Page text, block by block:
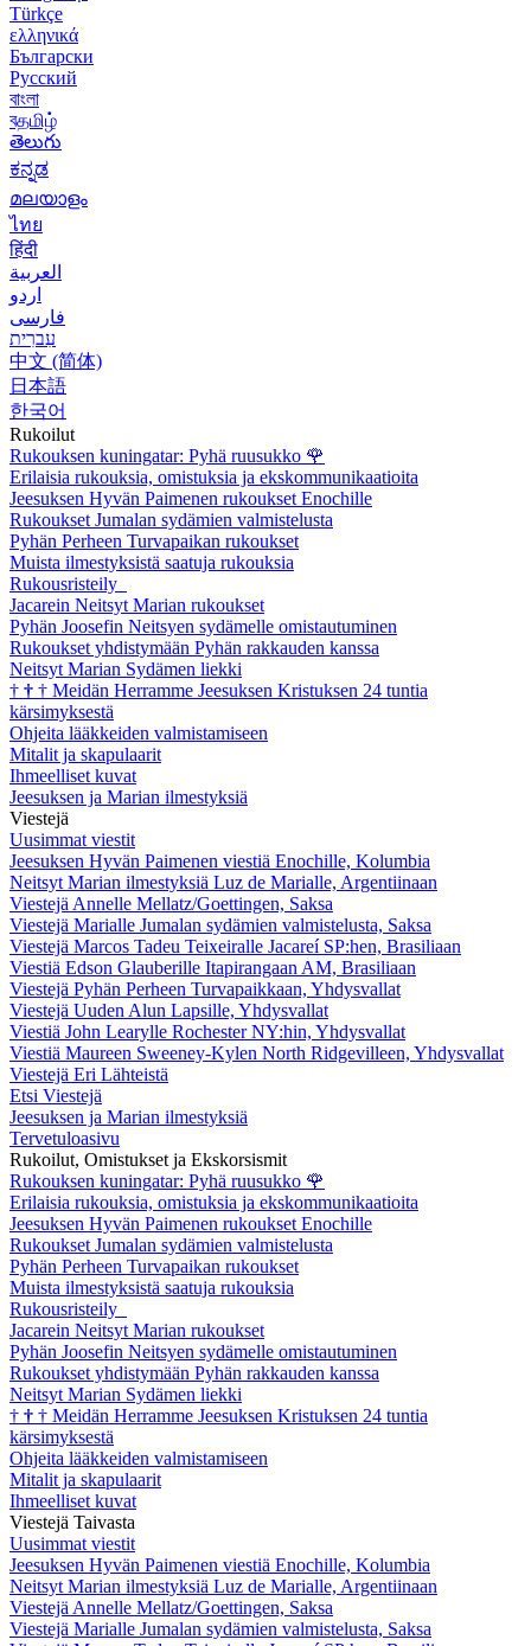
Türkçe
ελληνικά
Български
Русский
বাংলা
বதமிழ்
తెలుగు
ಕನ್ನಡ
മലയാളം
ไทย
हिंदी
العربية
اردو
فارسی
עִברִית
中文 (简体)
日本語
한국어
Rukoilut
Rukouksen kuningatar: Pyhä ruusukko 🌹
Erilaisia rukouksia, omistuksia ja ekskommunikaatioita
Jeesuksen Hyvän Paimenen rukoukset Enochille
Rukoukset Jumalan sydämien valmistelusta
Pyhän Perheen Turvapaikan rukoukset
Muista ilmestyksistä saatuja rukouksia
Rukousristeily
Jacarein Neitsyt Marian rukoukset
Pyhän Joosefin Neitsyen sydämelle omistautuminen
Rukoukset yhdistymään Pyhän rakkauden kanssa
Neitsyt Marian Sydämen liekki
† † † Meidän Herramme Jeesuksen Kristuksen 24 tuntia
kärsimyksestä
Ohjeita lääkkeiden valmistamiseen
Mitalit ja skapulaarit
Ihmeelliset kuvat
Jeesuksen ja Marian ilmestyksiä
Viestejä
Uusimmat viestit
Jeesuksen Hyvän Paimenen viestiä Enochille, Kolumbia
Neitsyt Marian ilmestyksiä Luz de Marialle, Argentiinaan
Viestejä Annelle Mellatz/Goettingen, Saksa
Viestejä Marialle Jumalan sydämien valmistelusta, Saksa
Viestejä Marcos Tadeu Teixeiralle Jacareí SP:hen, Brasiliaan
Viestiä Edson Glauberille Itapirangaan AM, Brasiliaan
Viestejä Pyhän Perheen Turvapaikkaan, Yhdysvallat
Viestejä Uuden Alun Lapsille, Yhdysvallat
Viestiä John Learylle Rochester NY:hin, Yhdysvallat
Viestiä Maureen Sweeney-Kylen North Ridgevilleen, Yhdysvallat
Viestejä Eri Lähteistä
Etsi Viestejä
Jeesuksen ja Marian ilmestyksiä
Tervetuloasivu
Rukoilut, Omistukset ja Ekskorsismit
Rukouksen kuningatar: Pyhä ruusukko 🌹
Erilaisia rukouksia, omistuksia ja ekskommunikaatioita
Jeesuksen Hyvän Paimenen rukoukset Enochille
Rukoukset Jumalan sydämien valmistelusta
Pyhän Perheen Turvapaikan rukoukset
Muista ilmestyksistä saatuja rukouksia
Rukousristeily
Jacarein Neitsyt Marian rukoukset
Pyhän Joosefin Neitsyen sydämelle omistautuminen
Rukoukset yhdistymään Pyhän rakkauden kanssa
Neitsyt Marian Sydämen liekki
† † † Meidän Herramme Jeesuksen Kristuksen 24 tuntia
kärsimyksestä
Ohjeita lääkkeiden valmistamiseen
Mitalit ja skapulaarit
Ihmeelliset kuvat
Viestejä Taivasta
Uusimmat viestit
Jeesuksen Hyvän Paimenen viestiä Enochille, Kolumbia
Neitsyt Marian ilmestyksiä Luz de Marialle, Argentiinaan
Viestejä Annelle Mellatz/Goettingen, Saksa
Viestejä Marialle Jumalan sydämien valmistelusta, Saksa